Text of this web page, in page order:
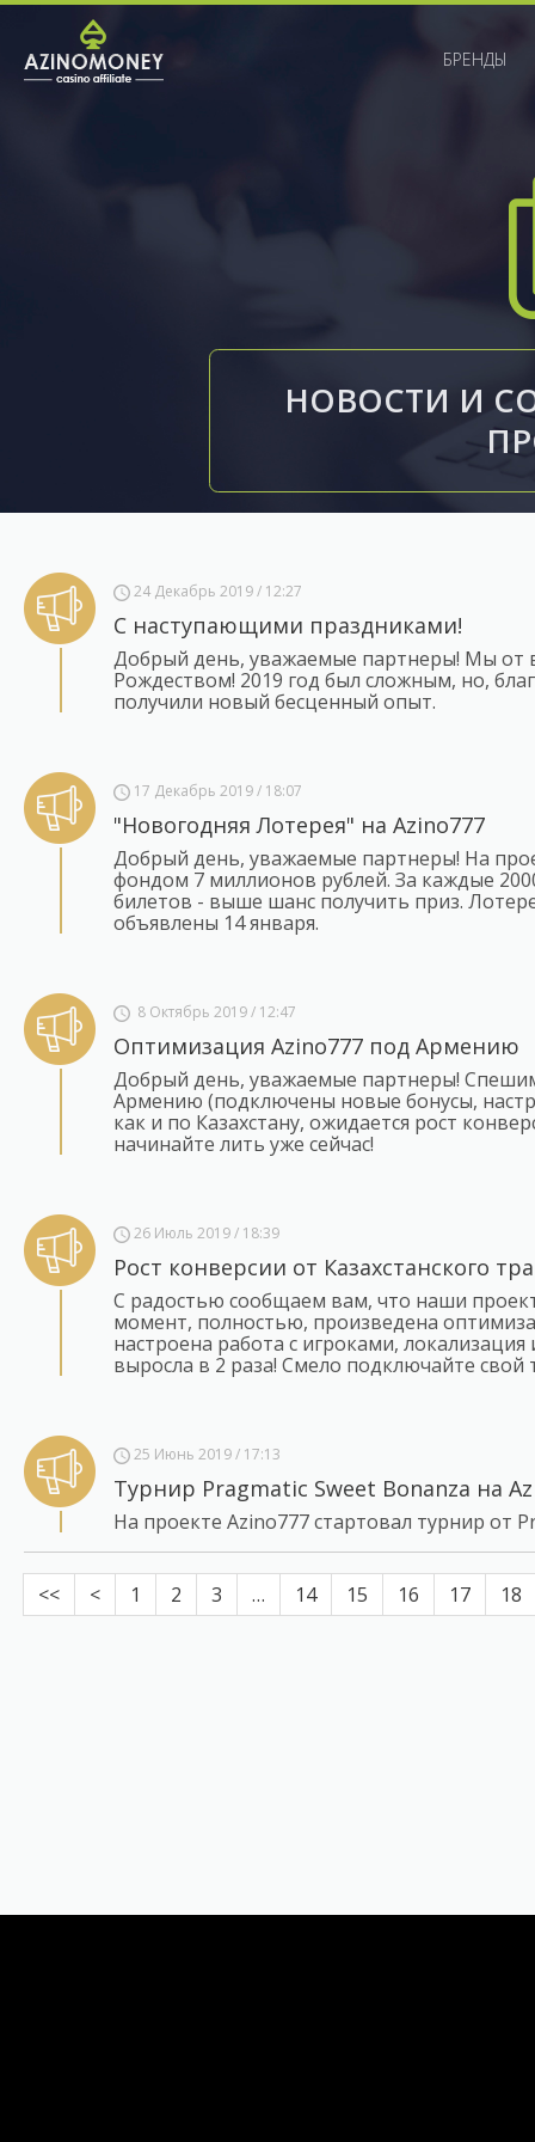
БРЕНДЫ
НОВОСТИ И
24 Декабрь 2019 / 12:27
С наступающими праздниками!
Добрый день, уважаемые партнеры! Мы от
Рождеством! 2019 год был сложным, но,
получили новый бесценный опыт.
17 Декабрь 2019 / 18:07
"Новогодняя Лотерея" на Azino777
Добрый день, уважаемые партнеры! На
фондом 7 миллионов рублей. За каждые
билетов - выше шанс получить приз.
объявлены 14 января.
8 Октябрь 2019 / 12:47
Оптимизация Azino777 под Армению
Добрый день, уважаемые партнеры!
Армению (подключены новые бонусы,
как и по Казахстану, ожидается рост
начинайте лить уже сейчас!
26 Июль 2019 / 18:39
Рост конверсии от Казахстанского
С радостью сообщаем вам, что наши
момент, полностью, произведена
настроена работа с игроками,
выросла в 2 раза! Смело подключайте свой
25 Июнь 2019 / 17:13
Турнир Pragmatic Sweet Bonanza на
На проекте Azino777 стартовал турнир от
<< < 1 2 3 … 14 15 16 17 18